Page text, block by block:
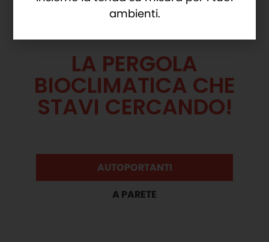
LA PERGOLA
BIOCLIMATICA CHE
STAVI CERCANDO!
AUTOPORTANTI
A PARETE
ambienti.